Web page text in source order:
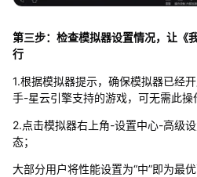
第三步：检查模拟器设置情况，让《
行
1.根据模拟器提示，确保模拟器已经
手-星云引擎支持的游戏，可无需此操
2.点击模拟器右上角-设置中心-高级
态；
大部分用户将性能设置为“中”即为最